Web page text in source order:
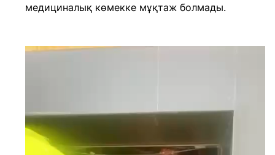
медициналық көмекке мұқтаж болмады.